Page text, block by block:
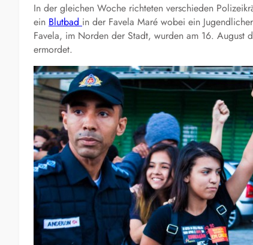
In der gleichen Woche richteten verschieden
ein Blutbad in der Favela Maré wobei ein
Favela, im Norden der Stadt, wurden am 16. August
ermordet.